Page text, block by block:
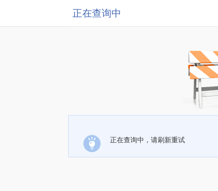
正在查询中
正在查询中，请刷新重试